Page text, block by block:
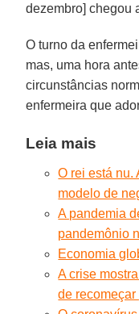
dezembro] chegou
O turno da
mas, uma hora
circunstâncias
enfermeira que
Leia mais
O rei está nu.
modelo de
A pandemia
pandemônio
Economia
A crise
de